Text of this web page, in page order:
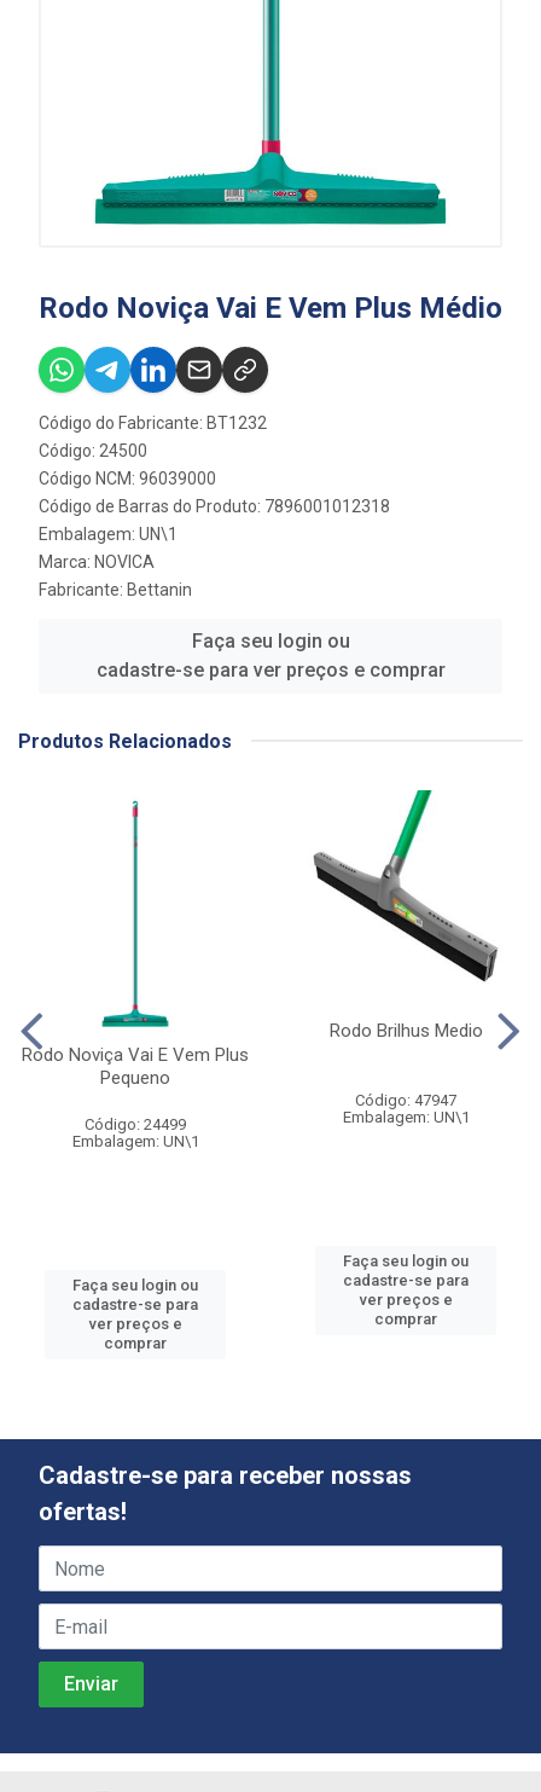
Rodo Noviça Vai E Vem Plus Médio
Código do Fabricante: BT1232
Código: 24500
Código NCM: 96039000
Código de Barras do Produto: 7896001012318
Embalagem: UN\1
Marca: NOVICA
Fabricante: Bettanin
Faça seu login ou
cadastre-se para ver preços e comprar
Produtos Relacionados
Rodo Noviça Vai E Vem Plus
Pequeno
Código: 24499
Embalagem: UN\1
Faça seu login ou
cadastre-se para
ver preços e
comprar
Rodo Brilhus Medio
Código: 47947
Embalagem: UN\1
Faça seu login ou
cadastre-se para
ver preços e
comprar
Cadastre-se para receber nossas
ofertas!